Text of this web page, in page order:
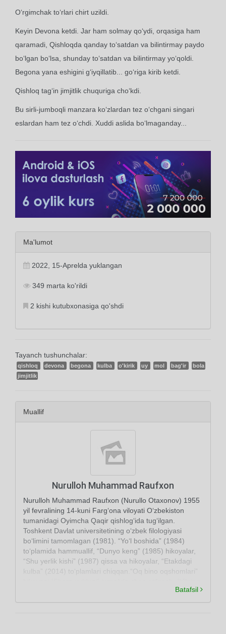
O‘rgimchak to‘rlari chirt uzildi.
Keyin Devona ketdi. Jar ham solmay qo‘ydi, orqasiga ham
qaramadi, Qishloqda qanday to‘satdan va bilintirmay paydo
bo‘lgan bo‘lsa, shunday to‘satdan va bilintirmay yo‘qoldi.
Begona yana eshigini g‘iyqillatib... go‘riga kirib ketdi.
Qishloq tag‘in jimjitlik chuquriga cho‘kdi.
Bu sirli-jumboqli manzara ko‘zlardan tez o‘chgani singari
eslardan ham tez o‘chdi. Xuddi aslida bo‘lmaganday...
Ma'lumot
2022, 15-Aprelda yuklangan
349 marta ko'rildi
2 kishi kutubxonasiga qo'shdi
Tayanch tushunchalar:
qishloq devona begona kulba o'kirik uy mol bag'ir
bola
jimjitlik
Muallif
Nurulloh Muhammad Raufxon
Nurulloh Muhammad Raufxon (Nurullo Otaxonov) 1955
yil fevralining 14-kuni Farg‘ona viloyati O‘zbekiston
tumanidagi Oyimcha Qaqir qishlog‘ida tug‘ilgan.
Toshkent Davlat universitetining o‘zbek filologiyasi
bo‘limini tamomlagan (1981). “Yo‘l boshida” (1984)
to‘plamida hammuallif, “Dunyo keng” (1985) hikoyalar,
“Shu yerlik kishi” (1987) qissa va hikoyalar, “Etakdagi
kulba” (2014) to‘plamlari chiqqan.“Oq bino oqshomlari”
eng yaxshi hikoyasi” deb topilgan.Ushbu hikoya asosida
“Oq bino oqshomlari” badiiy filmi senariysini muallifning
Batafsil